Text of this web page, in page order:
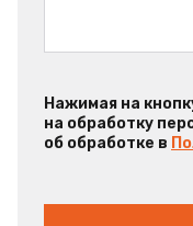
Нажимая на
на обработку
об обработке в